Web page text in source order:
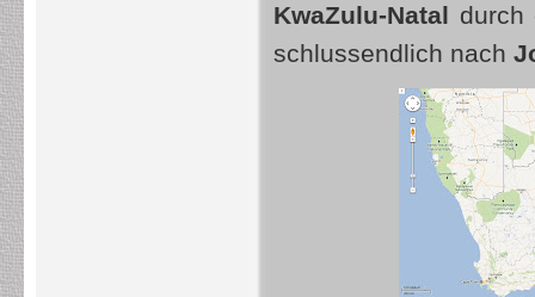
KwaZulu-Natal
schlussendlich nach